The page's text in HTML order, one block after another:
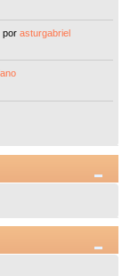
porasturgabriel